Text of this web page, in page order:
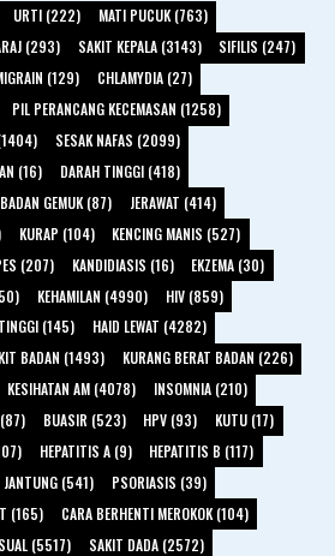
URTI (222)
MATI PUCUK (763)
(293) SAKIT KEPALA (3143)
SIFILIS (247)
(129)
CHLAMYDIA (27)
PIL PERANCANG KECEMASAN (1258)
SESAK NAFAS (2099)
(16)
DARAH TINGGI (418)
BADAN GEMUK (87)
JERAWAT (414)
KURAP (104)
KENCING MANIS (527)
(207) KANDIDIASIS (16)
EKZEMA (30)
KEHAMILAN (4990)
HIV (859)
(145)
HAID LEWAT (4282)
BADAN (1493)
KURANG BERAT BADAN (226)
KESIHATAN AM (4078)
INSOMNIA (210)
BUASIR (523) HPV (93)
KUTU (17)
HEPATITIS A (9)
HEPATITIS B (117)
JANTUNG (541)
PSORIASIS (39)
(165)
CARA BERHENTI MEROKOK (104)
(5517)
SAKIT DADA (2572)